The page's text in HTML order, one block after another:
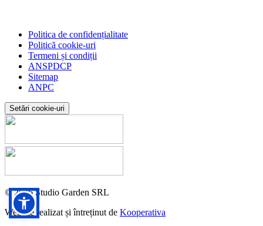
Politica de confidențialitate
Politică cookie-uri
Termeni și condiții
ANSPDCP
Sitemap
ANPC
Setări cookie-uri
© 2026 Studio Garden SRL
Website realizat și întreținut de Kooperativa